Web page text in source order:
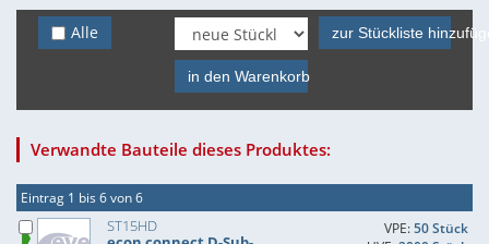
Alle zur Stückliste
in den Warenkorb
Verwandte Bauteile dieses Produktes:
Eintrag 1 bis 6 von 6
ST15HD
VPE:50 Stück